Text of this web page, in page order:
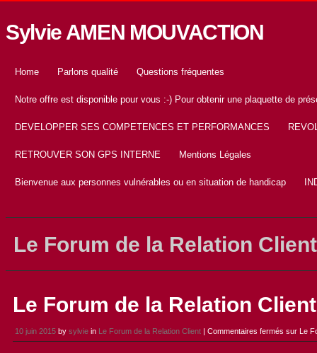
Sylvie AMEN MOUVACTION
Home Parlons qualité Questions fréquentes
Notre offre est disponible pour vous :-) Pour obtenir une plaquette de
DEVELOPPER SES COMPETENCES ET PERFORMANCES
RETROUVER SON GPS INTERNE Mentions Légales
Bienvenue aux personnes vulnérables ou en situation de handicap
Le Forum de la Relation Client
Le Forum de la Relation Client
10 juin 2015 by sylvie in Le Forum de la Relation Client | Commentaires fermés sur Le